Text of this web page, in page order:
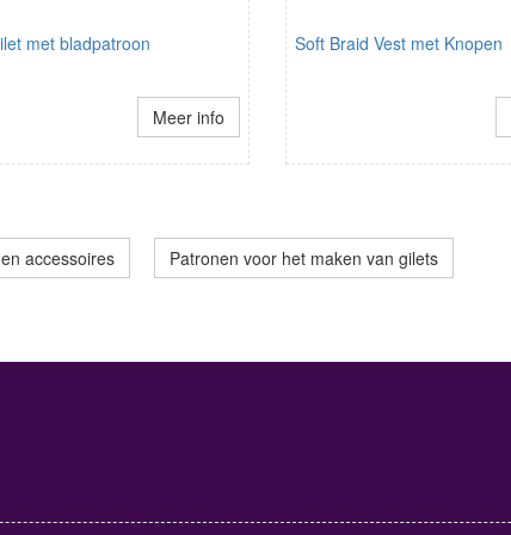
met bladpatroon
Meer info
Soft Braid Vest met Knopen
accessoires Patronen voor het maken van gilets